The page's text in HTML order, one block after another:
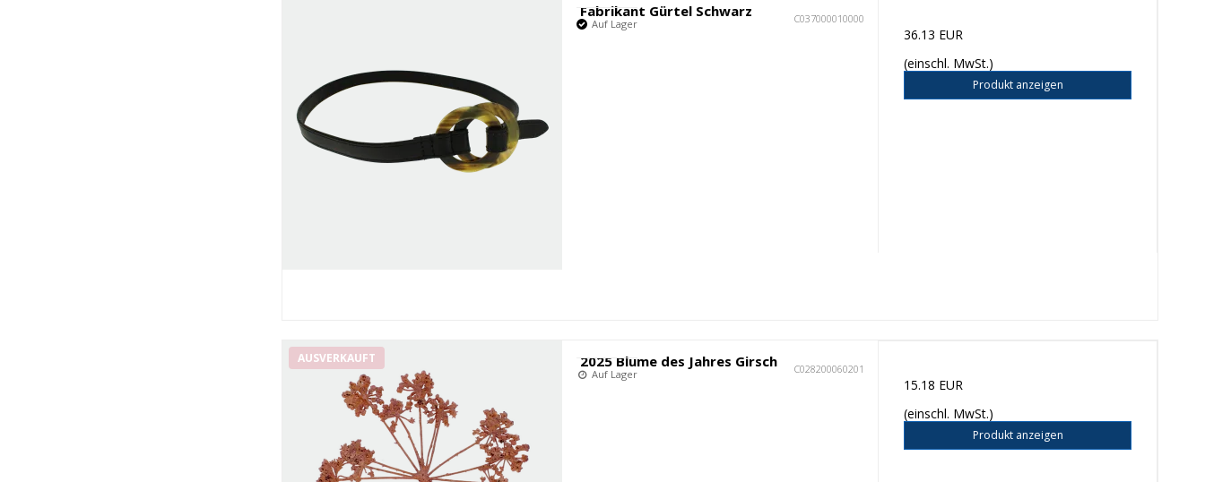
Fabrikant Gürtel Schwarz C037000010000
Auf Lager
36.13 EUR
(einschl. MwSt.)
Produkt anzeigen
AUSVERKAUFT 2025 Blume des Jahres Girsch C028200060201
Auf Lager
15.18 EUR
(einschl. MwSt.)
Produkt anzeigen